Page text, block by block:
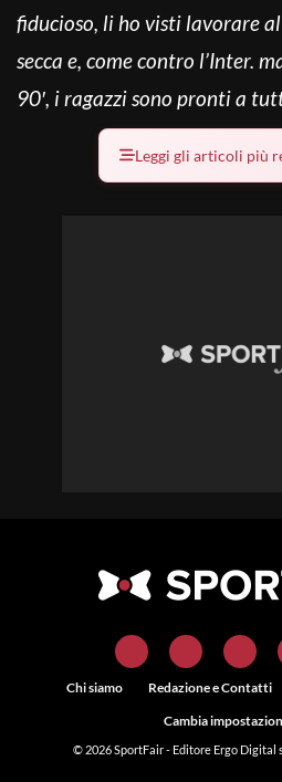
fiducioso, li ho visti lavorare
secca e, come contro l’Inter.
90′, i ragazzi sono pronti a
Leggi gli articoli più
Chi siamo Redazione e Contatti
Cambia
© 2026SportFair- Editore Ergo Digital